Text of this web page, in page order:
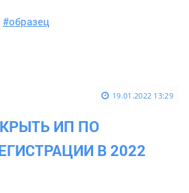
#образец
19.01.2022 13:29
ИП ПО
В 2022